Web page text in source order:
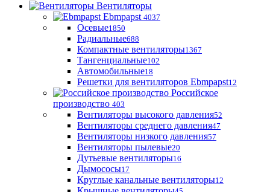
Вентиляторы
Ebmpapst 4037
Осевые1850
Радиальные688
Компактные вентиляторы1367
Тангенциальные102
Автомобильные18
Решетки для вентиляторов Ebmpapst12
Российское
производство 403
Вентиляторы высокого давления52
Вентиляторы среднего давления47
Вентиляторы низкого давления57
Вентиляторы пылевые20
Дутьевые вентиляторы16
Дымососы17
Круглые канальные вентиляторы12